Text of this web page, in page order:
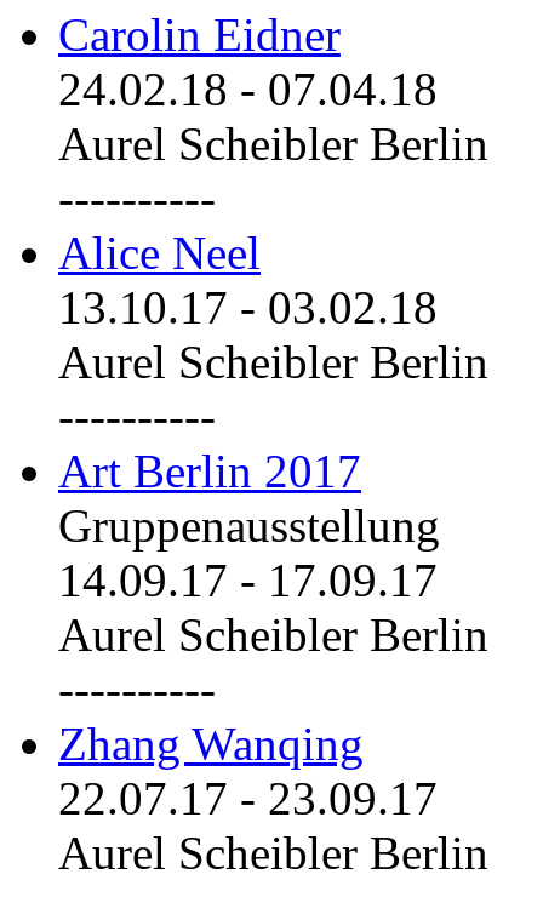
Carolin Eidner
24.02.18 - 07.04.18
Aurel Scheibler Berlin
----------
Alice Neel
13.10.17 - 03.02.18
Aurel Scheibler Berlin
----------
Art Berlin 2017
Gruppenausstellung
14.09.17 - 17.09.17
Aurel Scheibler Berlin
----------
Zhang Wanqing
22.07.17 - 23.09.17
Aurel Scheibler Berlin